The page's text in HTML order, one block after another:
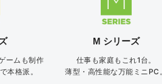
ームも制作
本格派。
M シリーズ
仕事も家庭もこれ1台。
薄型・高性能な万能ミニPC。